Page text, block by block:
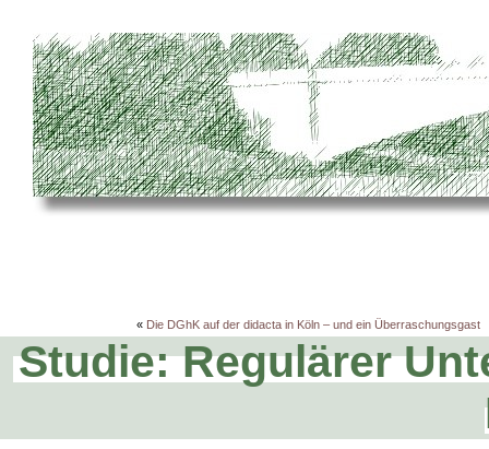
« Die DGhK auf der didacta in Köln – und ein Überraschungsgast
Studie: Regulärer